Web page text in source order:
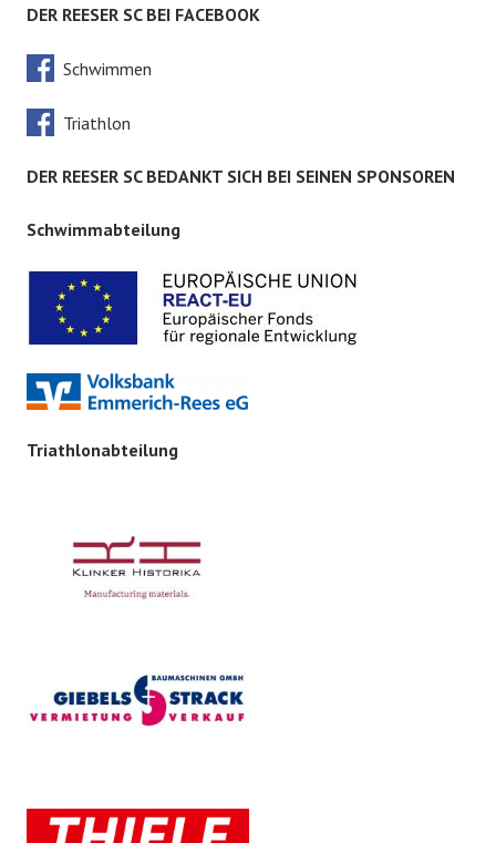
DER REESER SC BEI FACEBOOK
Schwimmen
Triathlon
DER REESER SC BEDANKT SICH BEI SEINEN SPONSOREN
Schwimmabteilung
Triathlonabteilung